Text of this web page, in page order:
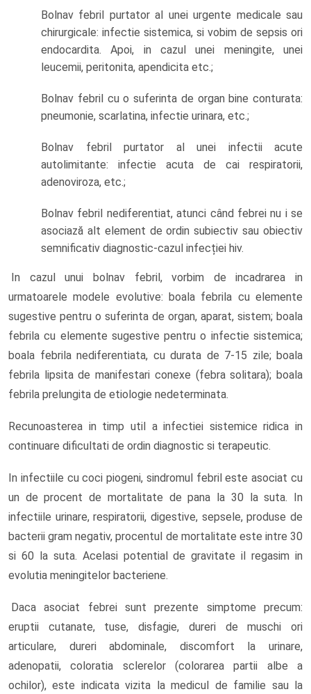
Bolnav febril purtator al unei urgente medicale sau
chirurgicale: infectie sistemica, si vobim de sepsis ori
endocardita. Apoi, in cazul unei meningite, unei
leucemii, peritonita, apendicita etc.;
Bolnav febril cu o suferinta de organ bine conturata:
pneumonie, scarlatina, infectie urinara, etc.;
Bolnav febril purtator al unei infectii acute
autolimitante: infectie acuta de cai respiratorii,
adenoviroza, etc.;
Bolnav febril nediferentiat, atunci când febrei nu i se
asociază alt element de ordin subiectiv sau obiectiv
semnificativ diagnostic-cazul infecției hiv.
In cazul unui bolnav febril, vorbim de incadrarea in
urmatoarele modele evolutive: boala febrila cu elemente
sugestive pentru o suferinta de organ, aparat, sistem; boala
febrila cu elemente sugestive pentru o infectie sistemica;
boala febrila nediferentiata, cu durata de 7-15 zile; boala
febrila lipsita de manifestari conexe (febra solitara); boala
febrila prelungita de etiologie nedeterminata.
Recunoasterea in timp util a infectiei sistemice ridica in
continuare dificultati de ordin diagnostic si terapeutic.
In infectiile cu coci piogeni, sindromul febril este asociat cu
un de procent de mortalitate de pana la 30 la suta. In
infectiile urinare, respiratorii, digestive, sepsele, produse de
bacterii gram negativ, procentul de mortalitate este intre 30
si 60 la suta. Acelasi potential de gravitate il regasim in
evolutia meningitelor bacteriene.
Daca asociat febrei sunt prezente simptome precum:
eruptii cutanate, tuse, disfagie, dureri de muschi ori
articulare, dureri abdominale, discomfort la urinare,
adenopatii, coloratia sclerelor (colorarea partii albe a
ochilor), este indicata vizita la medicul de familie sau la